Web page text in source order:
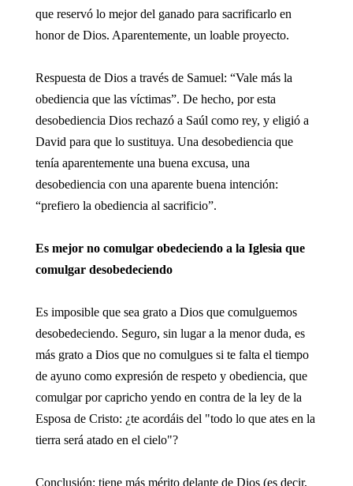
que reservó lo mejor del ganado para sacrificarlo en
honor de Dios. Aparentemente, un loable proyecto.
Respuesta de Dios a través de Samuel: “Vale más la
obediencia que las víctimas”. De hecho, por esta
desobediencia Dios rechazó a Saúl como rey, y eligió a
David para que lo sustituya. Una desobediencia que
tenía aparentemente una buena excusa, una
desobediencia con una aparente buena intención:
“prefiero la obediencia al sacrificio”.
Es mejor no comulgar obedeciendo a la Iglesia que
comulgar desobedeciendo
Es imposible que sea grato a Dios que comulguemos
desobedeciendo. Seguro, sin lugar a la menor duda, es
más grato a Dios que no comulgues si te falta el tiempo
de ayuno como expresión de respeto y obediencia, que
comulgar por capricho yendo en contra de la ley de la
Esposa de Cristo: ¿te acordáis del "todo lo que ates en la
tierra será atado en el cielo"?
Conclusión: tiene más mérito delante de Dios (es decir,